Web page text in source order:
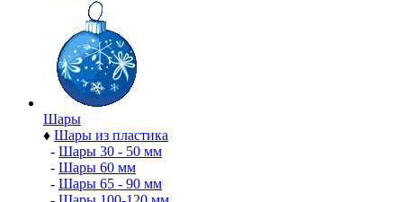
Шары
♦ Шары из пластика
- Шары 30 - 50 мм
- Шары 60 мм
- Шары 65 - 90 мм